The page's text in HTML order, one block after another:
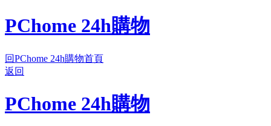
PChome 24h購物
回PChome 24h購物首頁
返回
PChome 24h購物